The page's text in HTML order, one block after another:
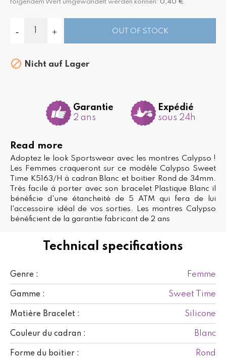
Technical specifications
Genre : Femme
Gamme : Sweet Time
Matière Bracelet : Silicone
Couleur du cadran : Blanc
Forme du boitier : Rond
folgendem Wert umgewandelt werden können: 0,40 € .
OUT OF STOCK
 Nicht auf Lager
Garantie
2 ans
Expédié
sous 24h
Read more
Adoptez le look Sportswear avec les montres Calypso !
Les Femmes craqueront sur ce modèle Calypso Sweet
Time K5163/H à cadran Blanc et boitier Rond de 34mm.
Très facile à porter avec son bracelet Plastique Blanc il
bénéficie d'une étancheité de 5 ATM qui fera de lui
l'accessoire idéal de vos sorties. Les montres Calypso
bénéficient de la garantie fabricant de 2 ans